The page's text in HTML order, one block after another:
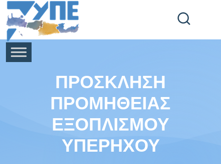
End Header Section -->
ΠΡΟΣΚΛΗΣΗ
ΠΡΟΜΗΘΕΙΑΣ
ΕΞΟΠΛΙΣΜΟΥ
ΥΠΕΡΗΧΟΥ